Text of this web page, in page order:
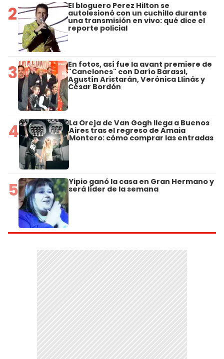
2 El bloguero Perez Hilton se
autolesionó con un cuchillo durante
una transmisión en vivo: qué dice el
reporte policial
3 En fotos, así fue la avant premiere de
"Canelones" con Darío Barassi,
Agustín Aristarán, Verónica Llinás y
César Bordón
4 La Oreja de Van Gogh llega a Buenos
Aires tras el regreso de Amaia
Montero: cómo comprar las entradas
5 Yipio ganó la casa en Gran Hermano y
será líder de la semana